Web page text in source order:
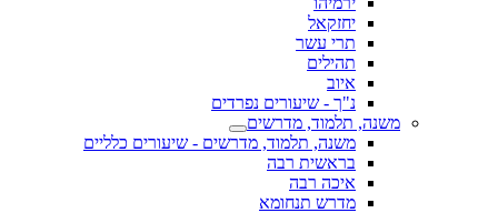
יחזקאל
תרי עשר
תהילים
איוב
נ"ך - שיעורים נפרדים
משנה, תלמוד, מדרשים
משנה, תלמוד, מדרשים - שיעורים כלליים
בראשית רבה
איכה רבה
מדרש תנחומא